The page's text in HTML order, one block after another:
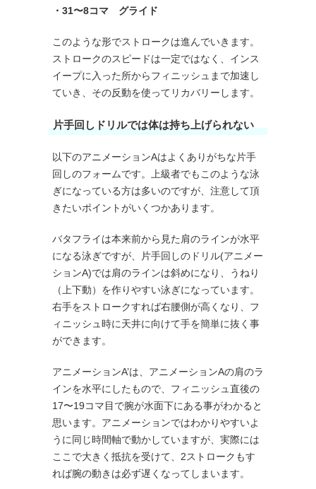
・31〜8コマ グライド
このような形でストロークは進んでいきます。
ストロークのスピードは一定ではなく、インス
イープに入った所からフィニッシュまで加速し
ていき、その反動を使ってリカバリーします。
片手回しドリルでは体は持ち上げられない
以下のアニメーションAはよくありがちな片手
回しのフォームです。上級者でもこのような泳
ぎになっている方は多いのですが、注意して頂
きたいポイントがいくつかあります。
バタフライは本来前から見た肩のラインが水平
になる泳ぎですが、片手回しのドリル(アニメー
ションA)では肩のラインは斜めになり、うねり
（上下動）を作りやすい泳ぎになっています。
右手をストロークすれば右腰側が高くなり、フ
ィニッシュ時に天井に向けて手を簡単に抜く事
ができます。
アニメーションA’は、アニメーションAの肩のラ
インを水平にしたもので、フィニッシュ直後の
17〜19コマ目で腕が水面下にある事がわかると
思います。アニメーションではわかりやすいよ
うに同じ時間軸で動かしていますが、実際には
ここで大きく抵抗を受けて、2ストロークもす
れば腕の動きは必ず遅くなってしまいます。